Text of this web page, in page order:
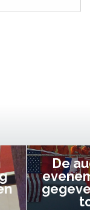
van ons
uit handen
Alles